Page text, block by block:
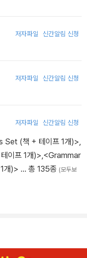
저자파일 신간알림 신청
저자파일 신간알림 신청
저자파일 신간알림 신청
(책 + 테이프 1개)>,
이프 1개)>,<Grammar
개)> … 총 135종 (모두보